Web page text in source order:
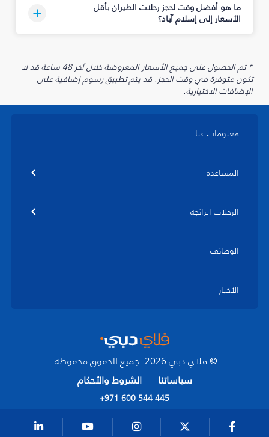
ما هو أفضل وقت لحجز رحلات الطيران بأقل
الأسعار إلى إسلام آباد؟
* تم الحصول على جميع الأسعار المعروضة خلال آخر 48 ساعة قد لا
تكون متوفرة في وقت الحجز. قد يتم تطبيق رسوم إضافية على
الإضافات الاختيارية.
معلومات عنا
المساعدة
الرحلات الرائجة
الوظائف
الأخبار
© فلاي دبي 2026. جميع الحقوق محفوظة.
سياساتنا
الشروط والأحكام
+971 600 544 445